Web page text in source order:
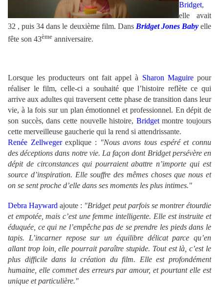
Bridget,
elle avait
32 , puis 34 dans le deuxième film. Dans Bridget Jones Babyelle
fête son 43ème anniversaire.
Lorsque les producteurs ont fait appel à Sharon Maguirepour
réaliser le film, celle-ci a souhaité que l’histoire reflète ce qui
arrive aux adultes qui traversent cette phase de transition dans leur
vie, à la fois sur un plan émotionnel et professionnel. En dépit de
son succès, dans cette nouvelle histoire, Bridgetmontre toujours
cette merveilleuse gaucherie qui la rend si attendrissante.
Renée Zellwegerexplique : "Nous avons tous espéré et connu
des déceptions dans notre vie. La façon dont Bridget persévère en
dépit de circonstances qui pourraient abattre n’importe qui est
source d’inspiration. Elle souffre des mêmes choses que nous et
on se sent proche d’elle dans ses moments les plus intimes."
Debra Hayward ajoute : "Bridget peut parfois se montrer étourdie
et empotée, mais c’est une femme intelligente. Elle est instruite et
éduquée, ce qui ne l’empêche pas de se prendre les pieds dans le
tapis. L’incarner repose sur un équilibre délicat parce qu’en
allant trop loin, elle pourrait paraître stupide. Tout est là, c’est le
plus difficile dans la création du film. Elle est profondément
humaine, elle commet des erreurs par amour, et pourtant elle est
unique et particulière."